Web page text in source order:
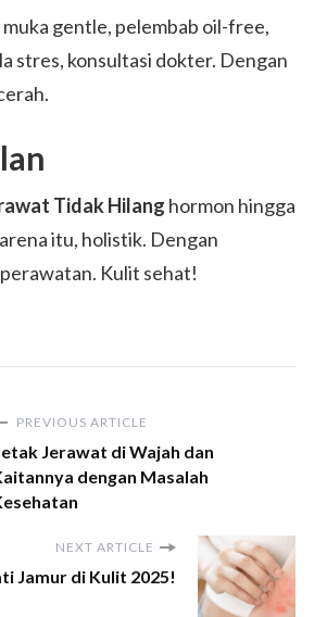
gentle, pelembab oil-free,
stres, konsultasi dokter. Dengan
Tidak Hilang hormon hingga
itu, holistik. Dengan
Kulit sehat!
PREVIOUS ARTICLE
Jerawat di Wajah dan
dengan Masalah
NEXT ARTICLE
Jamur di Kulit 2025!